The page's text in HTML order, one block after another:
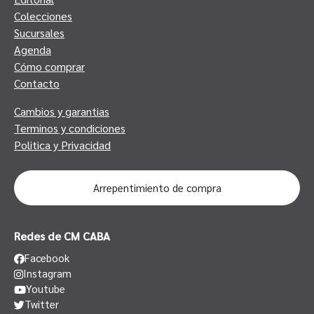
Colecciones
Sucursales
Agenda
Cómo comprar
Contacto
Cambios y garantias
Terminos y condiciones
Politica y Privacidad
Arrepentimiento de compra
Redes de CM CABA
Facebook
Instagram
Youtube
Twitter